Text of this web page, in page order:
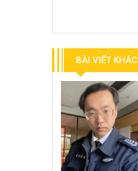
BÀI VIẾT KHÁC